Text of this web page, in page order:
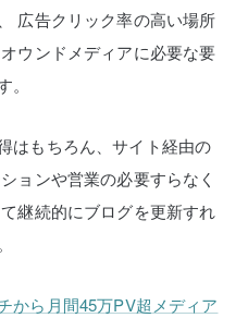
広告クリック率の高い場所
オウンドメディアに必要な要
はもちろん、サイト経由の
ョンや営業の必要すらなく
継続的にブログを更新すれ
から月間45万PV超メディア